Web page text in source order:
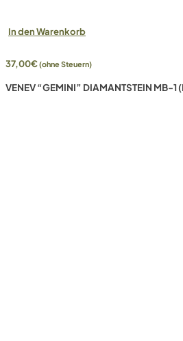
In den Warenkorb
37,00€(ohne Steuern)
VENEV “GEMINI” DIAMANTSTEIN MB-